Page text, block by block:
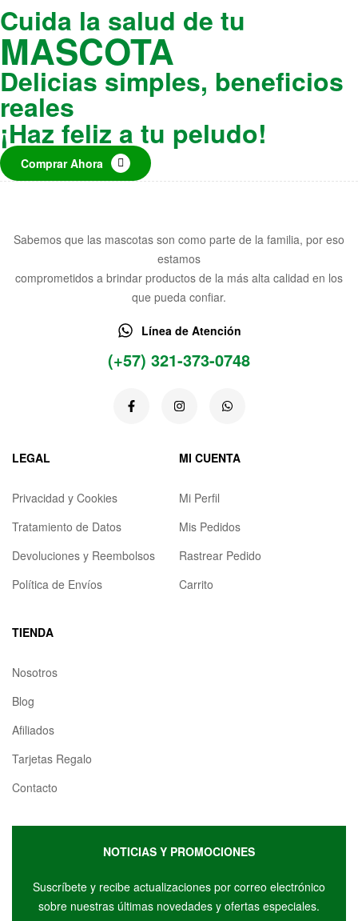
Cuida la salud de tu
MASCOTA
Delicias simples, beneficios
reales
¡Haz feliz a tu peludo!
Comprar Ahora
Sabemos que las mascotas son como parte de la familia, por eso
estamos
comprometidos a brindar productos de la más alta calidad en los
que pueda confiar.
Línea de Atención
(+57) 321-373-0748
LEGAL
Privacidad y Cookies
Tratamiento de Datos
Devoluciones y Reembolsos
Política de Envíos
MI CUENTA
Mi Perfil
Mis Pedidos
Rastrear Pedido
Carrito
TIENDA
Nosotros
Blog
Afiliados
Tarjetas Regalo
Contacto
NOTICIAS Y PROMOCIONES
Suscríbete y recibe actualizaciones por correo electrónico
sobre nuestras últimas novedades y ofertas especiales.